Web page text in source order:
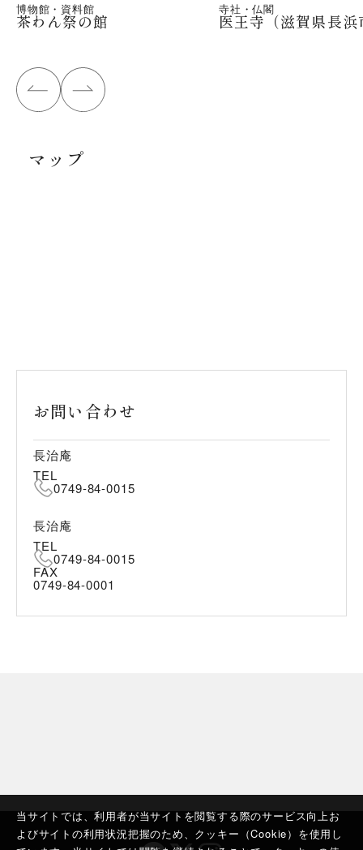
当サイトでは、利用者が当サイトを閲覧する際のサービス向上お
よびサイトの利用状況把握のため、クッキー（Cookie）を使用し
博物館・資料館
茶わん祭の館
寺社・仏閣
医王寺（滋賀県長浜
マップ
お問い合わせ
長治庵
TEL
0749-84-0015
長治庵
TEL
0749-84-0015
FAX
0749-84-0001